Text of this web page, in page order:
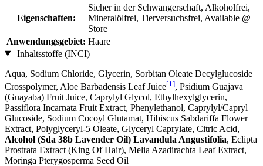
Eigenschaften:
Sicher in der Schwangerschaft, Alkoholfrei,
Mineralölfrei, Tierversuchsfrei, Available @
Store
Anwendungsgebiet: Haare
Inhaltsstoffe (INCI)
Aqua, Sodium Chloride, Glycerin, Sorbitan Oleate Decylglucoside
Crosspolymer, Aloe Barbadensis Leaf Juice[1], Psidium Guajava
(Guayaba) Fruit Juice, Caprylyl Glycol, Ethylhexylglycerin,
Passiflora Incarnata Fruit Extract, Phenylethanol, Caprylyl/Capryl
Glucoside, Sodium Cocoyl Glutamat, Hibiscus Sabdariffa Flower
Extract, Polyglyceryl-5 Oleate, Glyceryl Caprylate, Citric Acid,
Alcohol (Sda 38b Lavender Oil) Lavandula Angustifolia, Eclipta
Prostrata Extract (King Of Hair), Melia Azadirachta Leaf Extract,
Moringa Pterygosperma Seed Oil